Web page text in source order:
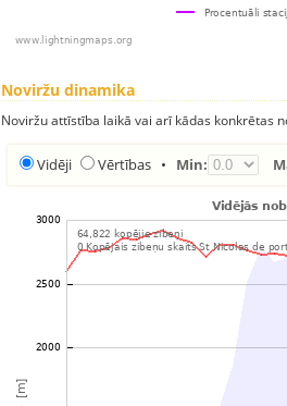
Noviržu dinamika
Noviržu attīstība laikā vai arī kādas konkrētas
Vidēji Vērtības • Min: